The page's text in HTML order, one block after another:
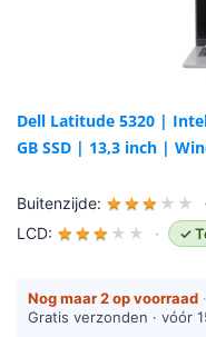
Dell Latitude 5320 |
GB SSD | 13,3 inch |
Buitenzijde: ★ ★ ★ ★ ★ ·
LCD: ★ ★ ★ ★ ★ · ✓
Nog maar 2 op voorraad ·
Gratis verzonden · vóór